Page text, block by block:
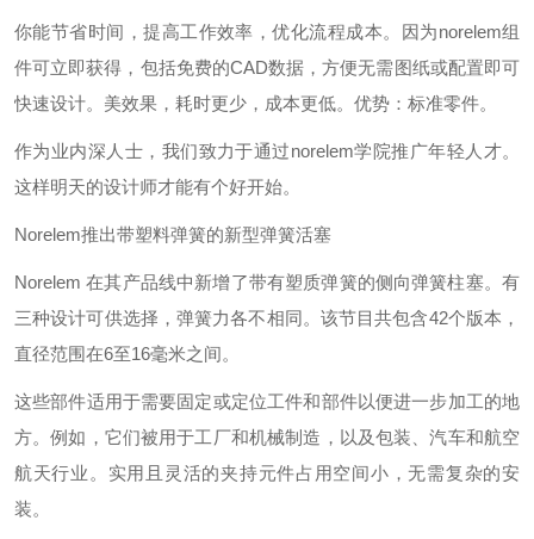
你能节省时间，提高工作效率，优化流程成本。因为norelem组
件可立即获得，包括免费的CAD数据，方便无需图纸或配置即可
快速设计。美效果，耗时更少，成本更低。优势：标准零件。
作为业内深人士，我们致力于通过norelem学院推广年轻人才。
这样明天的设计师才能有个好开始。
Norelem推出带塑料弹簧的新型弹簧活塞
Norelem 在其产品线中新增了带有塑质弹簧的侧向弹簧柱塞。有
三种设计可供选择，弹簧力各不相同。该节目共包含42个版本，
直径范围在6至16毫米之间。
这些部件适用于需要固定或定位工件和部件以便进一步加工的地
方。例如，它们被用于工厂和机械制造，以及包装、汽车和航空
航天行业。实用且灵活的夹持元件占用空间小，无需复杂的安
装。